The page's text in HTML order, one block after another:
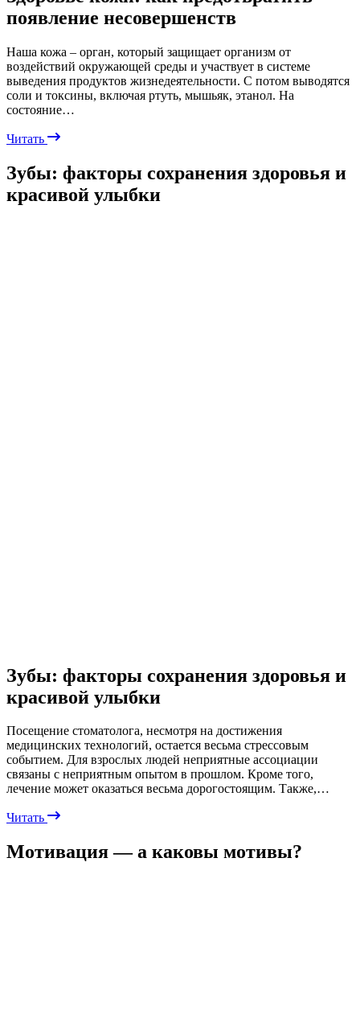
появление несовершенств
Наша кожа – орган, который защищает организм от
воздействий окружающей среды и участвует в системе
выведения продуктов жизнедеятельности. С потом выводятся
соли и токсины, включая ртуть, мышьяк, этанол. На
состояние…
Читать
Зубы: факторы сохранения здоровья и
красивой улыбки
Зубы: факторы сохранения здоровья и
красивой улыбки
Посещение стоматолога, несмотря на достижения
медицинских технологий, остается весьма стрессовым
событием. Для взрослых людей неприятные ассоциации
связаны с неприятным опытом в прошлом. Кроме того,
лечение может оказаться весьма дорогостоящим. Также,…
Читать
Мотивация — а каковы мотивы?